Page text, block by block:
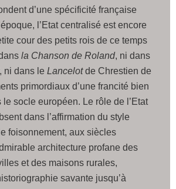
d’une spécificité française
l’Etat centralisé est encore
cour des petits rois de ce temps
la Chanson de Roland, ni dans
, ni dans le Lancelotde Chrestien de
primordiaux d’une francité bien
socle européen. Le rôle de l’Etat
dans l’affirmation du style
foisonnement, aux siècles
architecture profane des
et des maisons rurales,
savante jusqu’à